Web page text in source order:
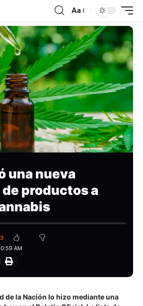
Aa
una nueva
productos a
AM
de la Nación lo hizo mediante una